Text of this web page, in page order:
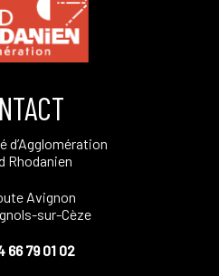
d’Agglomération
Rhodanien
Avignon
sur-Cèze
66 79 01 02